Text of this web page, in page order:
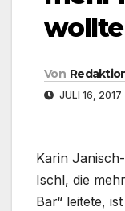
wollte
Von
JULI 16, 2017
Karin
Ischl, die
Bar“ leitete,